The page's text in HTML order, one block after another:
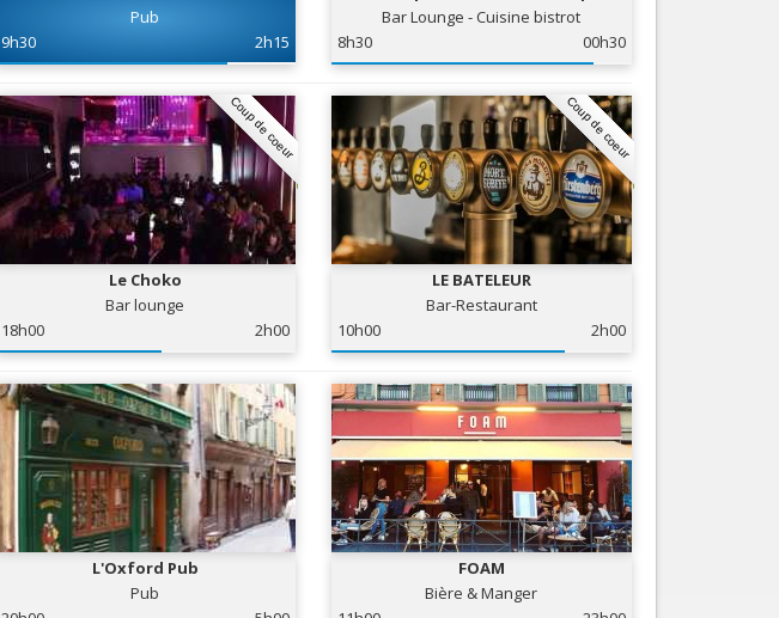
Services
Tourisme, ...
Nice Aéroport
Pub
9h30
2h15
Bar Lounge - Cuisine bistrot
8h30
00h30
Coup de coeur
Le Choko
Bar lounge
18h00
2h00
Coup de coeur
LE BATELEUR
Bar-Restaurant
10h00
2h00
L'Oxford Pub
Pub
FOAM
Bière & Manger